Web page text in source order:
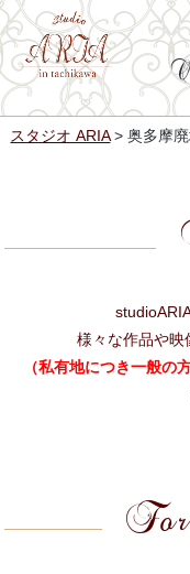
スタジオ ARIA>奥多摩
様々な作品や映
（私有地につき一般の